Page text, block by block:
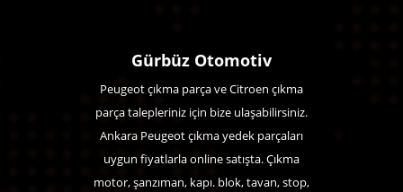
Gürbüz Otomotiv
Peugeot çıkma parça ve Citroen çıkma
parça talepleriniz için bize ulaşabilirsiniz.
Ankara Peugeot çıkma yedek parçaları
uygun fiyatlarla online satışta. Çıkma
motor, şanzıman, kapı. blok, tavan, stop,